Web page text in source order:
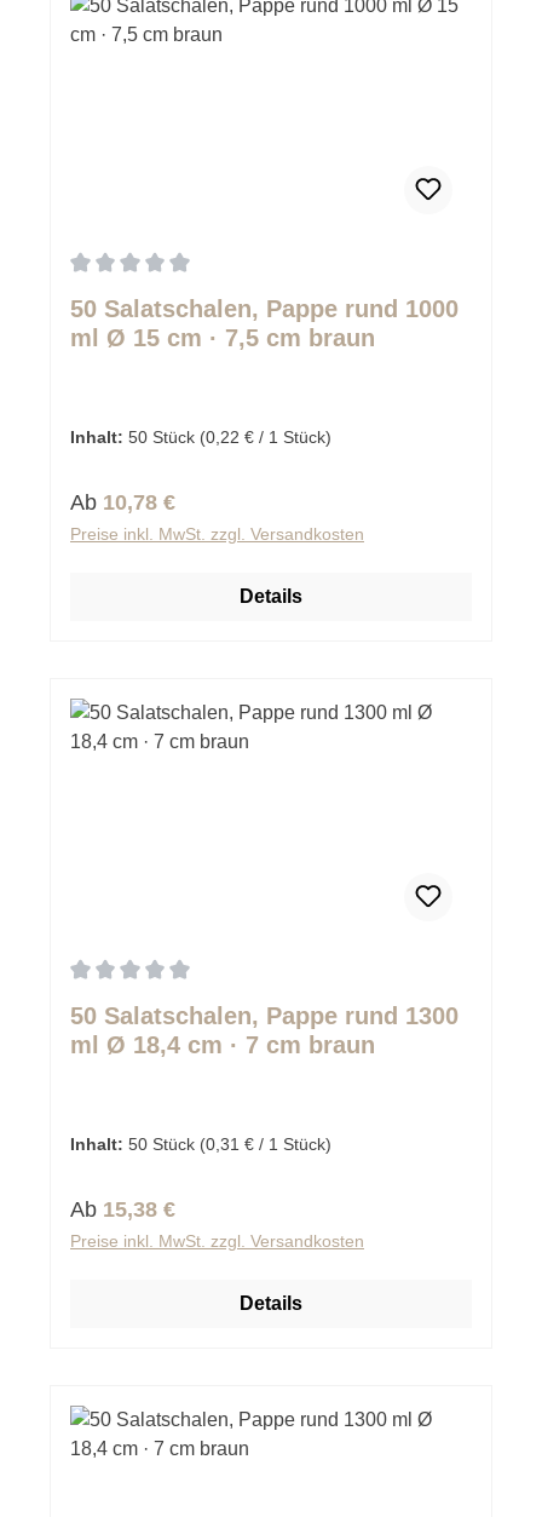
50 Salatschalen, Pappe rund 1000
ml Ø 15 cm · 7,5 cm braun
Inhalt: 50 Stück (0,22 € / 1 Stück)
Regulärer Preis:
Ab 10,78 €
Preise inkl. MwSt. zzgl. Versandkosten
Details
50 Salatschalen, Pappe rund 1300
ml Ø 18,4 cm · 7 cm braun
Inhalt: 50 Stück (0,31 € / 1 Stück)
Regulärer Preis:
Ab 15,38 €
Preise inkl. MwSt. zzgl. Versandkosten
Details